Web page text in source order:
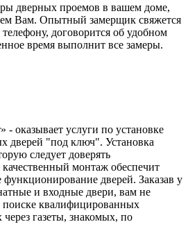
дверных проемов в вашем доме,
Вам. Опытный замерщик свяжется
договорится об удобном
время выполнит все замеры.
оказывает услуги по установке
дверей "под ключ". Установка
следует доверять
монтаж обеспечит
функционирование дверей. Заказав у
и входные двери, вам не
поиске квалифицированных
газеты, знакомых, по